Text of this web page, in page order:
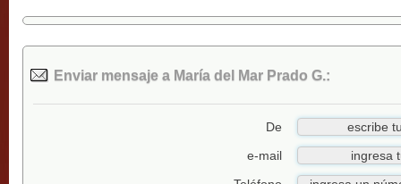
Enviar mensaje a María del Mar Prado G.:
De
e-mail